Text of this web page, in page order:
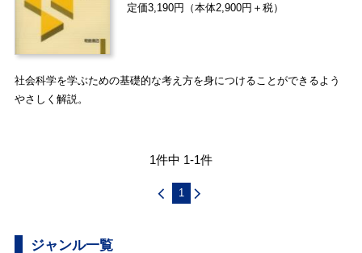
定価3,190円（本体2,900円＋税）
社会科学を学ぶための基礎的な考え方を身につけることができるよう
やさしく解説。
1件中 1-1件
1
ジャンル一覧